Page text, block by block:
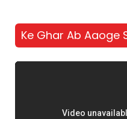
Ke Ghar Ab Aaoge